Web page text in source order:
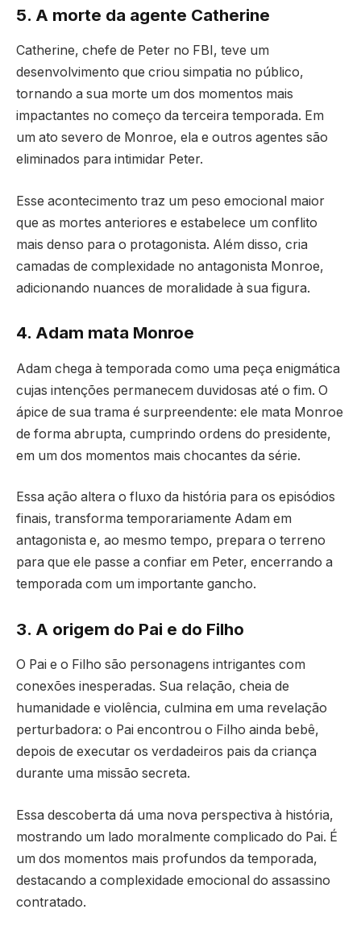
5. A morte da agente Catherine
Catherine, chefe de Peter no FBI, teve um
desenvolvimento que criou simpatia no público,
tornando a sua morte um dos momentos mais
impactantes no começo da terceira temporada. Em
um ato severo de Monroe, ela e outros agentes são
eliminados para intimidar Peter.
Esse acontecimento traz um peso emocional maior
que as mortes anteriores e estabelece um conflito
mais denso para o protagonista. Além disso, cria
camadas de complexidade no antagonista Monroe,
adicionando nuances de moralidade à sua figura.
4. Adam mata Monroe
Adam chega à temporada como uma peça enigmática
cujas intenções permanecem duvidosas até o fim. O
ápice de sua trama é surpreendente: ele mata Monroe
de forma abrupta, cumprindo ordens do presidente,
em um dos momentos mais chocantes da série.
Essa ação altera o fluxo da história para os episódios
finais, transforma temporariamente Adam em
antagonista e, ao mesmo tempo, prepara o terreno
para que ele passe a confiar em Peter, encerrando a
temporada com um importante gancho.
3. A origem do Pai e do Filho
O Pai e o Filho são personagens intrigantes com
conexões inesperadas. Sua relação, cheia de
humanidade e violência, culmina em uma revelação
perturbadora: o Pai encontrou o Filho ainda bebê,
depois de executar os verdadeiros pais da criança
durante uma missão secreta.
Essa descoberta dá uma nova perspectiva à história,
mostrando um lado moralmente complicado do Pai. É
um dos momentos mais profundos da temporada,
destacando a complexidade emocional do assassino
contratado.